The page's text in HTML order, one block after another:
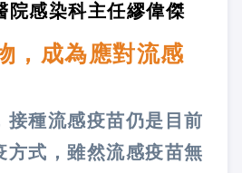
院感染科主任繆偉傑
，成為應對流感
接種流感疫苗仍是目前
方式，雖然流感疫苗無